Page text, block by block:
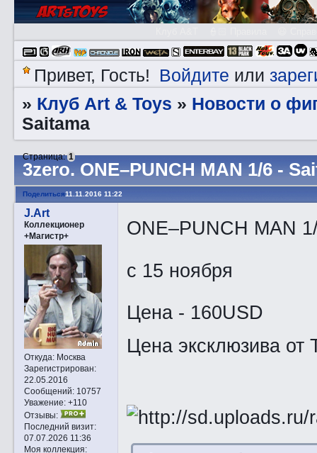
Привет, Гость! Войдите или
» Клуб Art & Toys » ­Новости о
Saitama
3zerо. ONE–PUNCH MAN 1/6 -
Страница:1
Поделиться11.11.2016 11:22
J.Art
Коллекционер
+Магистр+
Откуда:Москва
Зарегистрирован:
22.05.2016
Сообщений:10757
Уважение: +110
Отзывы:
Последний визит:
07.07.2026 11:36
Моя коллекция:
ONE–PUNCH MAN
с 15 ноября
Цена - 160USD
Цена эксклюзива от